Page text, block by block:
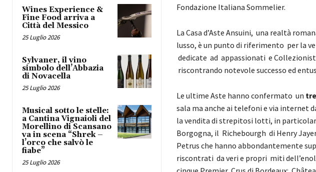
Wines Experience &
Fine Food arriva a
Città del Messico
25 Luglio 2026
Sylvaner, il vino
simbolo dell’Abbazia
di Novacella
25 Luglio 2026
Musical sotto le stelle:
a Cantina Vignaioli del
Morellino di Scansano
va in scena “Shrek –
l’orco che salvò le
fiabe”
25 Luglio 2026
Fondazione Italiana Sommelier.
La Casa d’Aste Ansuini, una realtà
lusso, è un punto di riferimento per la
dedicate ad appassionati e
riscontrando notevole successo ed
Le ultime Aste hanno confermato un
sala ma anche ai telefoni e via internet
la vendita di strepitosi lotti, in
Borgogna, il Richebourgh di Henry
Petrus che hanno abbondantemente
riscontrati da veri e propri miti